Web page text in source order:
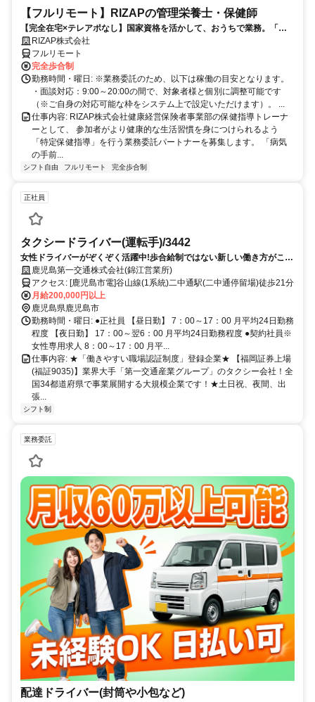
【フルリモート】RIZAPの管理栄養士・保健師
【完全在宅×テレアポなし】国家資格を活かして、おうちで業務。「も
う一つの安心」を。主婦・Wワーカー活躍中！「平日の日中だけ」「夕
方以降の数時間だけ」など、生活リズムに合わせた時間調整が可能で
す。1件ごとの成果報酬型だから、頑張った分だけ手応えのある収入
に。充実のサポート体制で、安心の在宅ワークを始めませんか？
RIZAP株式会社
フルリモート
完全歩合制
勤務時間・曜日: ※業務委託のため、以下は稼働の目安となります。
・面談対応：9:00～20:00の間で、対象者様と個別に調整可能です
（※ご自身の対応可能な枠をシステム上で設定いただけます）。 ...
仕事内容: RIZAP株式会社健康経営保険者事業部の保健指導トレーナ
ーとして、 参加者がより健康的な生活習慣を身につけられるよう
「特定保健指導」を行う業務委託パートナーを募集します。 「病気
の手前...
シフト自由 フルリモート 完全歩合制
正社員
タクシードライバー(運転手)/3442
女性ドライバーがぞくぞく活躍中!歩合給制ではない新しい働き方がここ
にあります!【安心の研修制度】やる気があれば大丈夫！経験問わず大歓
迎！
鹿児島第一交通株式会社(錦江営業所)
アクセス: [鹿児島市電]谷山線(1系統)二中通駅(二中通停留場)徒歩21分
月給200,000円以上
鹿児島県鹿児島市
勤務時間・曜日: ●正社員 【昼日勤】 7：00～17：00 月平均24日勤務
程度 【夜日勤】 17：00～翌6：00 月平均24日勤務程度 ●契約社員※
女性専用求人 8：00～17：00 月平...
仕事内容: ★「働きやすい職場認証制度」登録企業★ 【福岡証券上場
(福証9035)】業界大手「第一交通産業グループ」のタクシー会社！全
国34都道府県で事業展開する大規模企業です！★土日祝、夜間、出
張...
シフト制
業務委託
配達ドライバー(封筒や小包など)